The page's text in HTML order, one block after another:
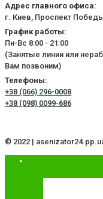
Адрес главного офиса:
г. Киев, Проспект
График работы:
Пн-Вс 8:00 - 21:00
(Занятые линии или
Вам позвоним)
Телефоны:
+38 (066) 296-0008
+38 (098) 0099-686
© 2022 |